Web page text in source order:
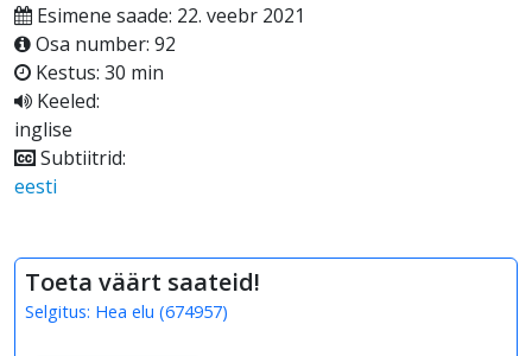
Esimene saade: 22. veebr 2021
Osa number: 92
Kestus: 30 min
Keeled:
inglise
Subtiitrid:
eesti
Toeta väärt saateid!
Selgitus: Hea elu (674957)